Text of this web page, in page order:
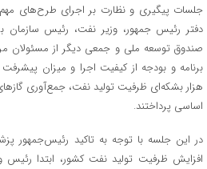
جلسات پیگیری و نظارت بر اجرای طرح‌های
دفتر رئیس جمهور، وزیر نفت، رئیس سازمان
صندوق توسعه ملی و جمعی دیگر از مسئولان
هزار بشکه‌ای ظرفیت تولید نفت، جمع‌آوری
اساسی پرداختند.
در این جلسه با توجه به تاکید رئیس‌جمهور
افزایش ظرفیت تولید نفت کشور، ابتدا رئیس